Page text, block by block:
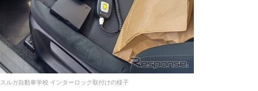
スルガ自動車学校 インターロック取付けの様子